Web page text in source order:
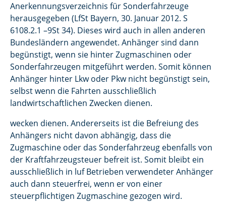
Anerkennungsverzeichnis für Sonderfahrzeuge
herausgegeben (LfSt Bayern, 30. Januar 2012. S
6108.2.1 –9St 34). Dieses wird auch in allen anderen
Bundesländern angewendet. Anhänger sind dann
begünstigt, wenn sie hinter Zugmaschinen oder
Sonderfahrzeugen mitgeführt werden. Somit können
Anhänger hinter Lkw oder Pkw nicht begünstigt sein,
selbst wenn die Fahrten ausschließlich
landwirtschaftlichen Zwecken dienen.
wecken dienen. Andererseits ist die Befreiung des
Anhängers nicht davon abhängig, dass die
Zugmaschine oder das Sonderfahrzeug ebenfalls von
der Kraftfahrzeugsteuer befreit ist. Somit bleibt ein
ausschließlich in luf Betrieben verwendeter Anhänger
auch dann steuerfrei, wenn er von einer
steuerpflichtigen Zugmaschine gezogen wird.